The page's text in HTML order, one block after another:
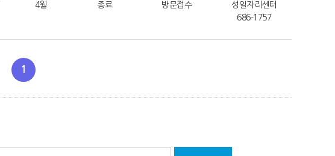
4월 종료 방문접수
성일자리센터
686-1757
1